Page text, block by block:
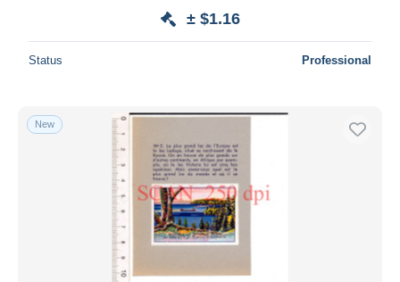
± $1.16
Status Professional
New